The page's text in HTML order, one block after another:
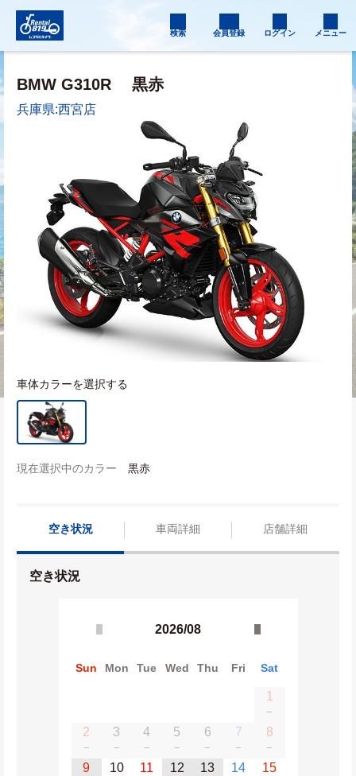
検索 会員登録 ログイン メニュー
BMW G310R 黒赤
兵庫県:西宮店
車体カラーを選択する
現在選択中のカラー 黒赤
空き状況 車両詳細 店舗詳細
空き状況
2026/08
Sun Mon Tue Wed Thu Fri Sat
1
−
2
−
3
−
4
−
5
−
6
−
7
−
8
−
9 10 11 12 13 14 15